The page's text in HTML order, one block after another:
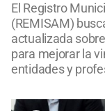
El Registro
(REMISAM)
actualizada
para mejorar la
entidades y